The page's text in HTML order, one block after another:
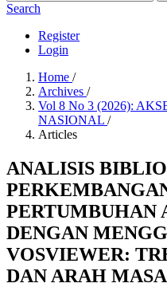
Search
Register
Login
Home /
Archives /
Vol 8 No 3 (2026):
NASIONAL /
Articles
ANALISIS
PERTUMBUHAN
DENGAN
VOSVIEWER:
DAN ARAH